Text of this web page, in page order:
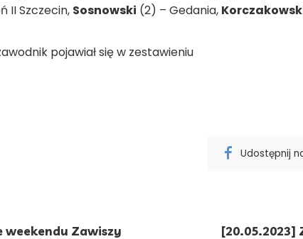
II Szczecin, Sosnowski (2) – Gedania,
pojawiał się w zestawieniu
Udostępnij
weekendu Zawiszy
[20.05.2023]